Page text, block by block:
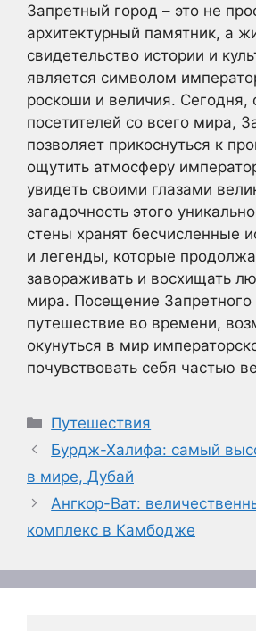
Запретный город – это не
архитектурный памятник, а
свидетельство истории и
является символом
роскоши и величия. Сегодня,
посетителей со всего мира,
позволяет прикоснуться к
ощутить атмосферу
увидеть своими глазами
загадочность этого
стены хранят бесчисленные
и легенды, которые
завораживать и восхищать
мира. Посещение Запретного
путешествие во времени,
окунуться в мир
почувствовать себя частью
Рубрики
Путешествия
Бурдж-Халифа: самый
в мире, Дубай
Ангкор-Ват:
комплекс в Камбодже